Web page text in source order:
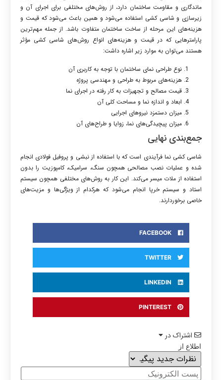
ماندگاری و مقاومت ساختمان دارد، از روش‌های مختلفی برای اجرای آن و
زیرسازی و شاسی کشی استفاده می‌شود و همین باعث می‌شود که قیمت و
هزینه‌های این مرحله از ساخت ساختمان متفاوت باشد. از جمله مهم‌ترین
پارامترهایی که در قیمت و هزینه‌های انواع روش‌های شاسی کشی مؤثر
هستند می‌توان به موارد زیر اشاره داشت:
نوع طراحی نمای ساختمان با توجه به کاربری آن
هزینه‌های مربوط به طراحی و مهندسی پروژه
قیمت مصالح و تجهیزات به کار رفته در اجرای نما
ابعاد و اندازه نما و مساحت کلی آن
میزان دستمزد نیروهای اجرایی
میزان پیچیدگی‌های نما، زوایا و طراح‌های آن
جمع‌بندی نهایی
شاسی کشی نما فرآیندی است که با استفاده از نبشی و پروفیل فولادی انجام
شده و عملیات نصب مصالحی همچون سنگ، سرامیک، کامپوزیت را بدون
استفاده از ملات میسر می‌کند. این کار به روش‌های مختلفی همچون سیستم
استاد و سیستم خرپا انجام می‌شود که هرکدام از ویژگی‌ها و مزیت‌های
خاصی برخوردارند.
FACEBOOK
TWITTER
LINKEDIN
PINTEREST
اشتراک در
اطلاع از